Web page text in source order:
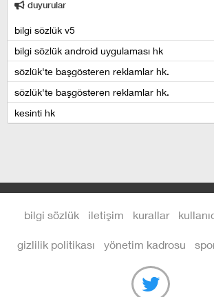
duyurular
bilgi sözlük v5
bilgi sözlük android uygulaması hk
sözlük'te başgösteren reklamlar hk.
sözlük'te başgösteren reklamlar hk.
kesinti hk
bilgi sözlük iletişim kurallar
gizlilik politikası yönetim kadrosu